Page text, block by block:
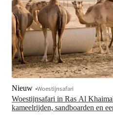
Woestijnsafari in Ras Al
kameelrijden, sandboarden en
Nieuw Woestijnsafari